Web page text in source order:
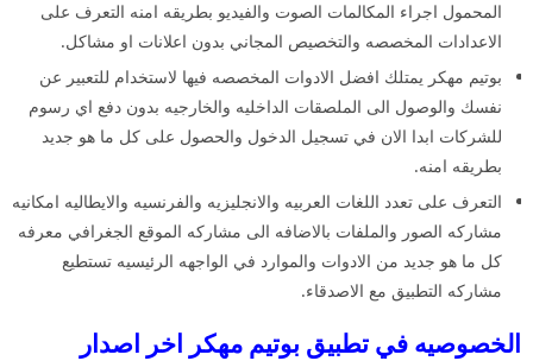
المحمول اجراء المكالمات الصوت والفيديو بطريقه امنه التعرف على
الاعدادات المخصصه والتخصيص المجاني بدون اعلانات او مشاكل.
بوتيم مهكر يمتلك افضل الادوات المخصصه فيها لاستخدام للتعبير عن
نفسك والوصول الى الملصقات الداخليه والخارجيه بدون دفع اي رسوم
للشركات ابدا الان في تسجيل الدخول والحصول على كل ما هو جديد
بطريقه امنه.
التعرف على تعدد اللغات العربيه والانجليزيه والفرنسيه والايطاليه امكانيه
مشاركه الصور والملفات بالاضافه الى مشاركه الموقع الجغرافي معرفه
كل ما هو جديد من الادوات والموارد في الواجهه الرئيسيه تستطيع
مشاركه التطبيق مع الاصدقاء.
الخصوصيه في تطبيق بوتيم مهكر اخر اصدار